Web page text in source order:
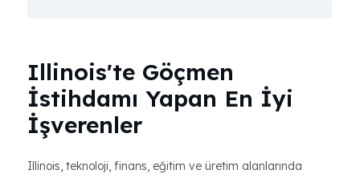
Illinois'te Göçmen
İstihdamı Yapan En İyi
İşverenler
Illinois, teknoloji, finans, eğitim ve üretim alanlarında